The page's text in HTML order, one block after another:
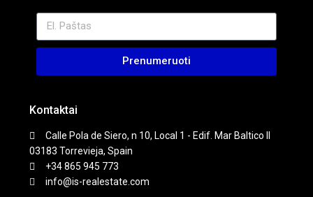
Prenumeruoti
Kontaktai
Calle Pola de Siero, n 10, Local 1 - Edif. Mar Baltico II
03183 Torrevieja, Spain
+34 865 945 773
info@is-realestate.com